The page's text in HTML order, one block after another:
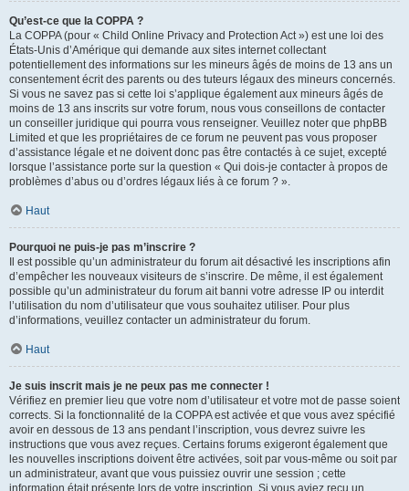
Qu’est-ce que la COPPA ?
La COPPA (pour « Child Online Privacy and Protection Act ») est une loi des
États-Unis d’Amérique qui demande aux sites internet collectant
potentiellement des informations sur les mineurs âgés de moins de 13 ans un
consentement écrit des parents ou des tuteurs légaux des mineurs concernés.
Si vous ne savez pas si cette loi s’applique également aux mineurs âgés de
moins de 13 ans inscrits sur votre forum, nous vous conseillons de contacter
un conseiller juridique qui pourra vous renseigner. Veuillez noter que phpBB
Limited et que les propriétaires de ce forum ne peuvent pas vous proposer
d’assistance légale et ne doivent donc pas être contactés à ce sujet, excepté
lorsque l’assistance porte sur la question « Qui dois-je contacter à propos de
problèmes d’abus ou d’ordres légaux liés à ce forum ? ».
Haut
Pourquoi ne puis-je pas m’inscrire ?
Il est possible qu’un administrateur du forum ait désactivé les inscriptions afin
d’empêcher les nouveaux visiteurs de s’inscrire. De même, il est également
possible qu’un administrateur du forum ait banni votre adresse IP ou interdit
l’utilisation du nom d’utilisateur que vous souhaitez utiliser. Pour plus
d’informations, veuillez contacter un administrateur du forum.
Haut
Je suis inscrit mais je ne peux pas me connecter !
Vérifiez en premier lieu que votre nom d’utilisateur et votre mot de passe soient
corrects. Si la fonctionnalité de la COPPA est activée et que vous avez spécifié
avoir en dessous de 13 ans pendant l’inscription, vous devrez suivre les
instructions que vous avez reçues. Certains forums exigeront également que
les nouvelles inscriptions doivent être activées, soit par vous-même ou soit par
un administrateur, avant que vous puissiez ouvrir une session ; cette
information était présente lors de votre inscription. Si vous aviez reçu un